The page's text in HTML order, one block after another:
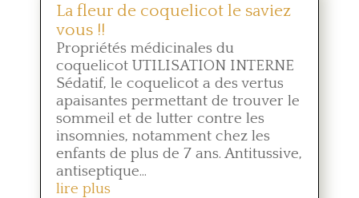
La fleur de coquelicot le saviez
vous !!
Propriétés médicinales du
coquelicot UTILISATION INTERNE
Sédatif, le coquelicot a des vertus
apaisantes permettant de trouver le
sommeil et de lutter contre les
insomnies, notamment chez les
enfants de plus de 7 ans. Antitussive,
antiseptique...
lire plus